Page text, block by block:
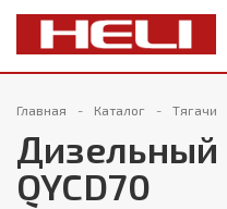
Главная Каталог Тягачи
Дизельный
QYCD70